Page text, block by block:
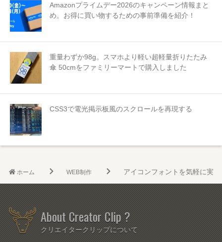
Amazonプライムデー2026のキャンペーン情報まと
め。お得に買い物するための事前準備を紹介！
重量わずか98g。スマホより軽い超軽量折りたたみ
傘 50cmをファミリーマートで購入しました
CSS3で電光掲示板風のスクロールを再現する
ホーム WEB制作 アイコンフォントを気軽に実
About Creator Clip ?
クリエイタークリップについて